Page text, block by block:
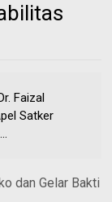
Faizal
Satker
dan Gelar Bakti